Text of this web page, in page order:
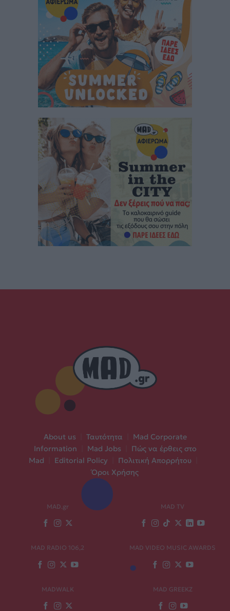
About us Ταυτότητα
Mad Corporate
Information
Mad Jobs
Πώς να έρθεις στο
Mad
Editorial Policy Πολιτική Απορρήτου
Όροι Χρήσης
MAD.gr MAD TV
MAD RADIO 106,2 MAD VIDEO MUSIC AWARDS
MADWALK MAD GREEKZ